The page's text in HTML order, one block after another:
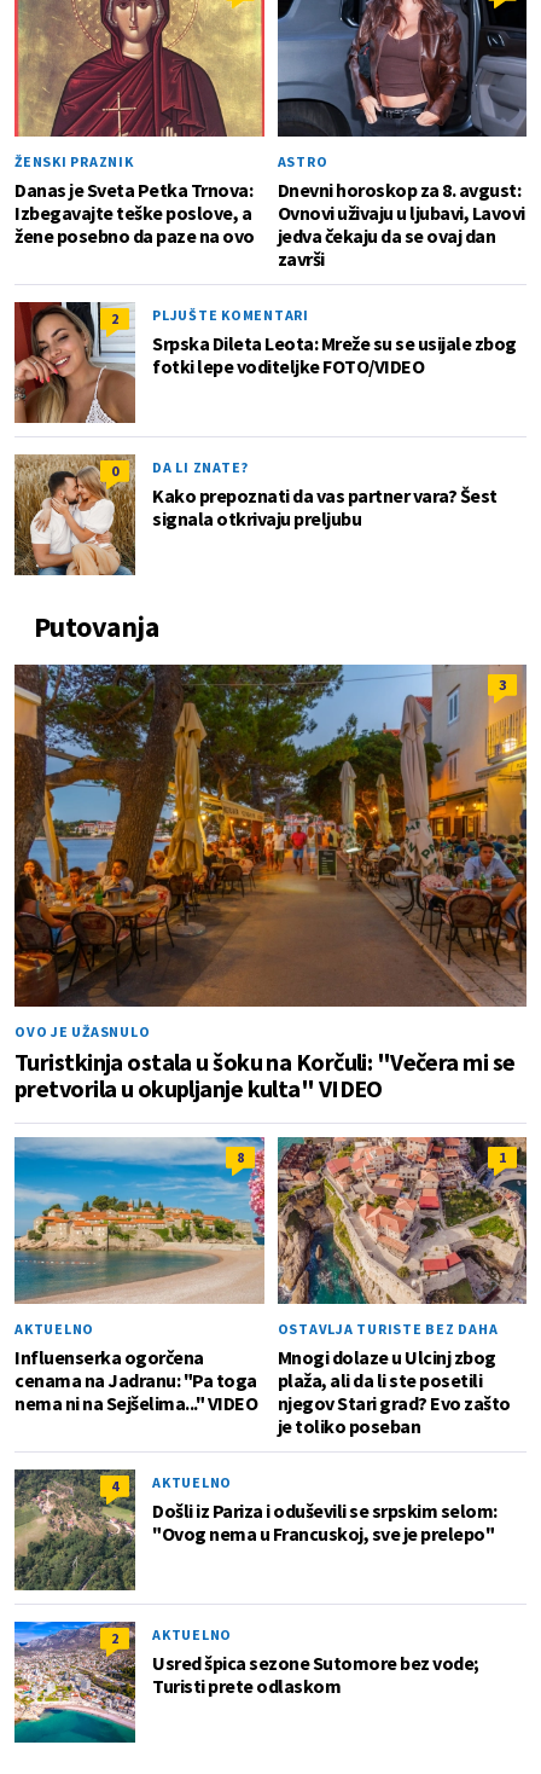
ŽENSKI PRAZNIK
Danas je Sveta Petka Trnova:
Izbegavajte teške poslove, a
žene posebno da paze na ovo
ASTRO
Dnevni horoskop za 8. avgust:
Ovnovi uživaju u ljubavi, Lavovi
jedva čekaju da se ovaj dan
završi
2 PLJUŠTE KOMENTARI
Srpska Dileta Leota: Mreže su se usijale zbog
fotki lepe voditeljke FOTO/VIDEO
0 DA LI ZNATE?
Kako prepoznati da vas partner vara? Šest
signala otkrivaju preljubu
Putovanja
3
OVO JE UŽASNULO
Turistkinja ostala u šoku na Korčuli: "Večera mi se
pretvorila u okupljanje kulta" VIDEO
8
AKTUELNO
Influenserka ogorčena
cenama na Jadranu: "Pa toga
nema ni na Sejšelima..." VIDEO
1
OSTAVLJA TURISTE BEZ DAHA
Mnogi dolaze u Ulcinj zbog
plaža, ali da li ste posetili
njegov Stari grad? Evo zašto
je toliko poseban
4 AKTUELNO
Došli iz Pariza i oduševili se srpskim selom:
"Ovog nema u Francuskoj, sve je prelepo"
2 AKTUELNO
Usred špica sezone Sutomore bez vode;
Turisti prete odlaskom